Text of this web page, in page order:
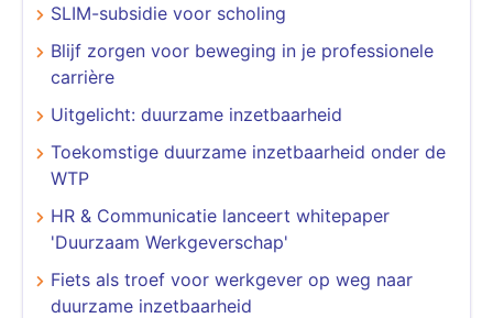
SLIM-subsidie voor scholing
Blijf zorgen voor beweging in je professionele
carrière
Uitgelicht: duurzame inzetbaarheid
Toekomstige duurzame inzetbaarheid onder de
WTP
HR & Communicatie lanceert whitepaper
'Duurzaam Werkgeverschap'
Fiets als troef voor werkgever op weg naar
duurzame inzetbaarheid